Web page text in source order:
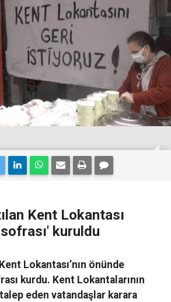
Kent Lokantası
kuruldu
Lokantası’nın önünde
kurdu. Kent Lokantalarının
talep eden vatandaşlar karara